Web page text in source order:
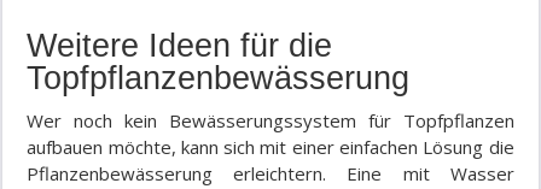
Weitere Ideen für die
Topfpflanzenbewässerung
Wer noch kein Bewässerungssystem für Topfpflanzen
aufbauen möchte, kann sich mit einer einfachen Lösung die
Pflanzenbewässerung erleichtern. Eine mit Wasser